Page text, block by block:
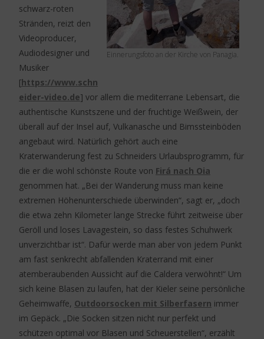
Einnerungsfoto an der Kirche von Panagia.
schwarz-roten
Stränden, reizt den
Videoproducer,
Audiodesigner und
Musiker
[https://www.schn
eider-video.de] vor allem die mediterrane Lebensart, die
authentische Kunstszene und der fruchtige Weißwein, der
überall auf der Insel auf, Vulkanasche und Bimssteinböden
angebaut wird. Natürlich gehört auch eine
Kraterwanderung fest zu Schneiders Urlaubsprogramm, für
die er die wohl schönste Route von Firá nach Oia
genommen hat. „Bei der Wanderung muss man keine
extremen Höhenunterschiede überwinden“, sagt er, „doch
die etwa zehn Kilometer lange Strecke führt zeitweise über
Geröll und loses Lavagestein, so dass festes Schuhwerk
unverzichtbar ist“. Dafür werde man aber von jedem Punkt
am fast senkrecht abfallenden Kraterrand mit einer
atemberaubenden Aussicht auf die Caldera verwöhnt!“ Um
sich keine Blasen zu laufen, hat der Kieler seine persönliche
Geheimwaffe, Outdoorsocken mit Silberfasern immer
im Gepäck. „Die Socken sitzen nicht nur perfekt und
schützen optimal vor Blasen und Scheuerstellen“, erzählt